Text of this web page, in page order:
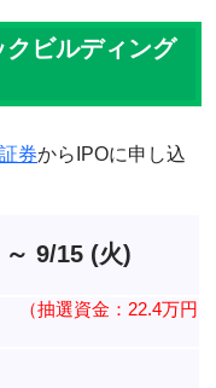
ビルディング
券からIPOに申し込
9/15 (火)
（抽選資金：22.4万円